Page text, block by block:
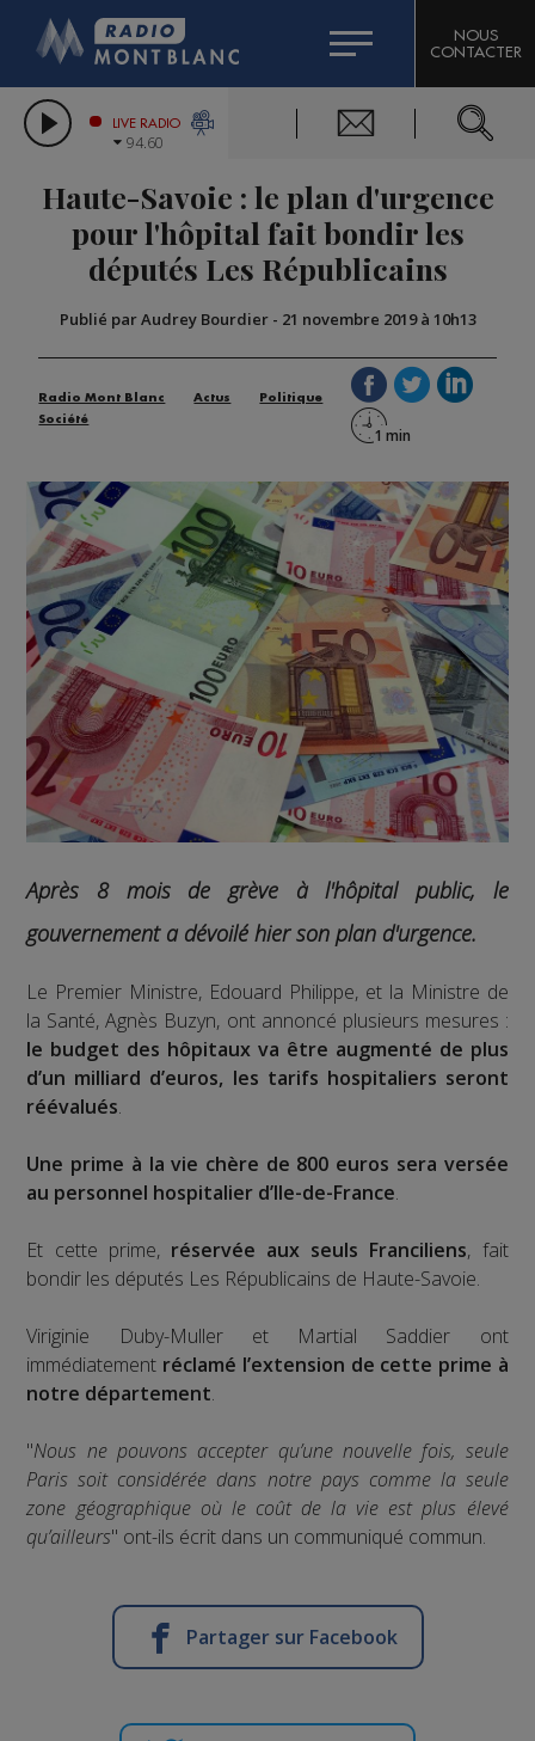
LES CHRONIQUES DE L'EXPERT
CITIZEN MACHINERY
GRAND MASSIF DOMAINES SKIABLES
BIGARD
COMPAGNIE DU MONT-BLANC
NOUS
CONTACTER
LIVE RADIO
94.60
Haute-Savoie : le plan d'urgence
pour l'hôpital fait bondir les
députés Les Républicains
Publié par Audrey Bourdier- 21 novembre 2019 à 10h13
Radio Mont Blanc Actus
Politique
Société
Après 8 mois de grève à l'hôpital public, le
gouvernement a dévoilé hier son plan d'urgence.
Le Premier Ministre, Edouard Philippe, et la Ministre de
la Santé, Agnès Buzyn, ont annoncé plusieurs mesures :
le budget des hôpitaux va être augmenté de plus
d’un milliard d’euros, les tarifs hospitaliers seront
réévalués.
Une prime à la vie chère de 800 euros sera versée
au personnel hospitalier d’Ile-de-France.
Et cette prime, réservée aux seuls Franciliens, fait
bondir les députés Les Républicains de Haute-Savoie.
Viriginie Duby-Muller et Martial Saddier ont
immédiatement réclamé l’extension de cette prime à
notre département.
"Nous ne pouvons accepter qu’une nouvelle fois, seule
Paris soit considérée dans notre pays comme la seule
zone géographique où le coût de la vie est plus élevé
qu’ailleurs" ont-ils écrit dans un communiqué commun.
Partager sur Facebook